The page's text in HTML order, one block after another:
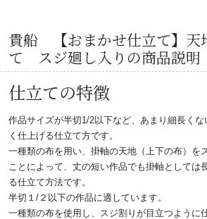
貴船 【おまかせ仕立て】天
て スジ廻し入りの商品説明
仕立ての特徴
作品サイズが半切1/2以下など、あまり細長く
く仕上げる仕立て方です。
一種類の布を用い、掛軸の天地（上下の布）を
ことによって、丈の短い作品でも掛軸としては
る仕立て方法です。
半切１/２以下の作品に適しています。
一種類の布を使用し、スジ割りが目立つように